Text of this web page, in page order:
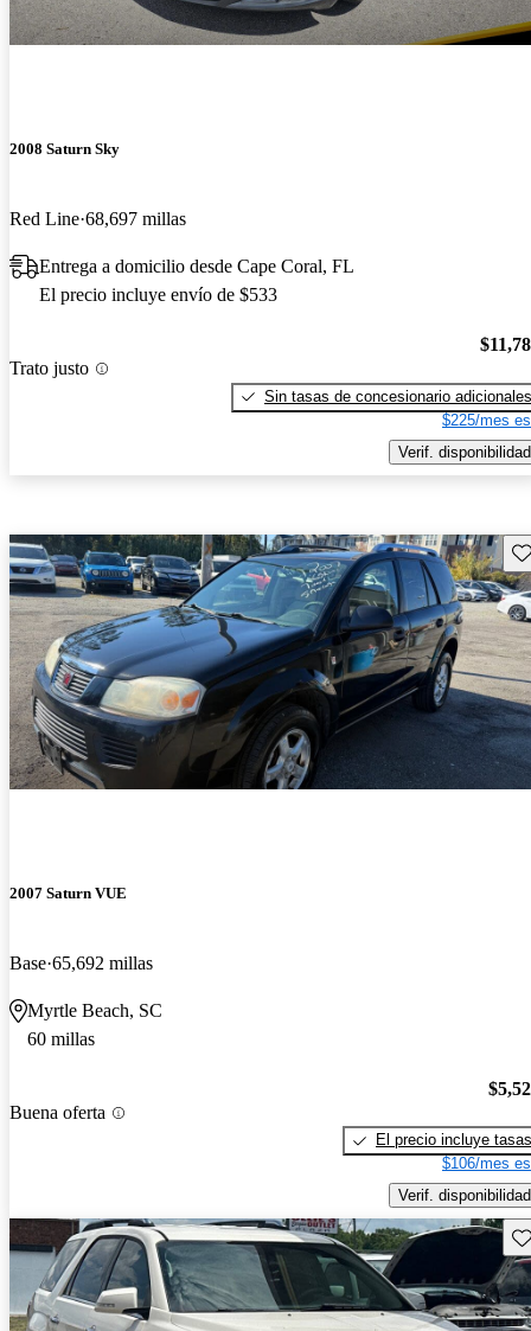
2008 Saturn Sky
Red Line 68,697 millas
Entrega a domicilio desde Cape Coral, FL
El precio incluye envío de $533
Trato justo
Sin tasas de concesionario adicionales
$225/mes
Verif. disponibilidad
2007 Saturn VUE
Base 65,692 millas
Myrtle Beach, SC
60 millas
Buena oferta
El precio incluye tasas
$106/mes
Verif. disponibilidad